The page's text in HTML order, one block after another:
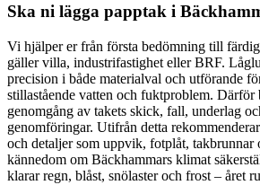
Ska ni lägga papptak i
Vi hjälper er från första bedömning till
gäller villa, industrifastighet eller BRF.
precision i både materialval och utförande
stillastående vatten och fuktproblem. Därför
genomgång av takets skick, fall, underlag
genomföringar. Utifrån detta
och detaljer som uppvik, fotplåt, takbrunnar
kännedom om Bäckhammars klimat
klarar regn, blåst, snölaster och frost – året